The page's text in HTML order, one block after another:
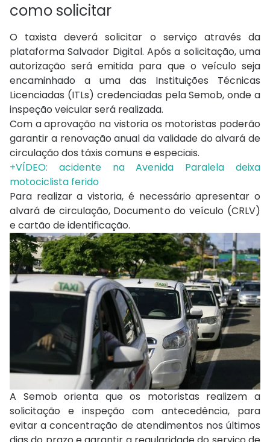
como solicitar
O taxista deverá solicitar o serviço através da
plataforma Salvador Digital. Após a solicitação, uma
autorização será emitida para que o veículo seja
encaminhado a uma das Instituições Técnicas
Licenciadas (ITLs) credenciadas pela Semob, onde a
inspeção veicular será realizada.
Com a aprovação na vistoria os motoristas poderão
garantir a renovação anual da validade do alvará de
circulação dos táxis comuns e especiais.
+VÍDEO: acidente na Avenida Paralela deixa
motociclista ferido
Para realizar a vistoria, é necessário apresentar o
alvará de circulação, Documento do veículo (CRLV)
e cartão de identificação.
A Semob orienta que os motoristas realizem a
solicitação e inspeção com antecedência, para
evitar a concentração de atendimentos nos últimos